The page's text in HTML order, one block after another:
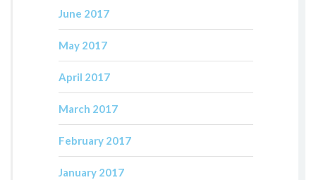
June 2017
May 2017
April 2017
March 2017
February 2017
January 2017